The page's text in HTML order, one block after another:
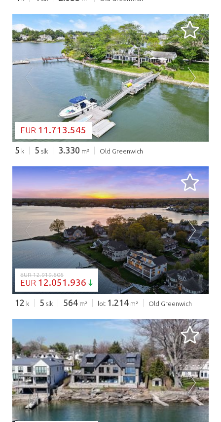
BEZIG MET LADEN...
EUR 11.713.545
5 k 5 slk 3.330 m² Old Greenwich
BEZIG MET LADEN...
EUR 12.919.606
EUR 12.051.936
12 k 5 slk 564 m² lot 1.214 m² Old Greenwich
BEZIG MET LADEN...